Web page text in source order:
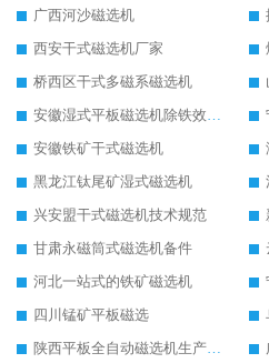
广西河沙磁选机
西安干式磁选机厂家
桥西区干式多磁系磁选机
安徽湿式平板磁选机除铁效果怎么样
安徽铁矿干式磁选机
黑龙江钛尾矿湿式磁选机
兴安盟干式磁选机技术规范
甘肃永磁筒式磁选机备件
河北一站式的铁矿磁选机
四川锰矿平板磁选
陕西平板全自动磁选机生产厂家